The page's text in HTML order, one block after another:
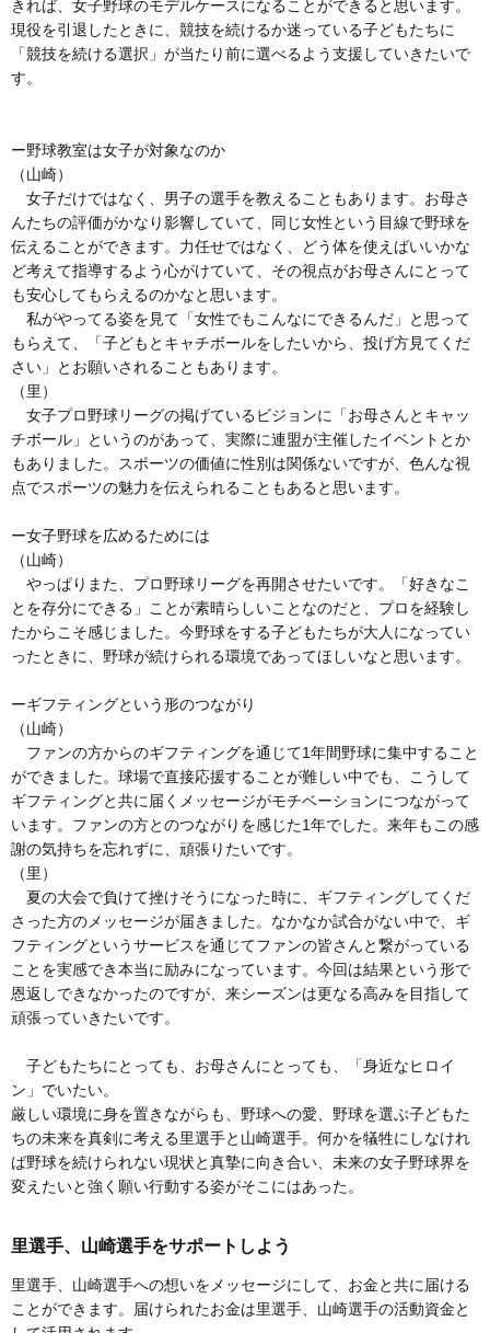
きれば、女子野球のモデルケースになることができると思います。
現役を引退したときに、競技を続けるか迷っている子どもたちに
「競技を続ける選択」が当たり前に選べるよう支援していきたいで
す。
ー野球教室は女子が対象なのか
（山崎）
女子だけではなく、男子の選手を教えることもあります。お母さ
んたちの評価がかなり影響していて、同じ女性という目線で野球を
伝えることができます。力任せではなく、どう体を使えばいいかな
ど考えて指導するよう心がけていて、その視点がお母さんにとって
も安心してもらえるのかなと思います。
私がやってる姿を見て「女性でもこんなにできるんだ」と思って
もらえて、「子どもとキャチボールをしたいから、投げ方見てくだ
さい」とお願いされることもあります。
（里）
女子プロ野球リーグの掲げているビジョンに「お母さんとキャッ
チボール」というのがあって、実際に連盟が主催したイベントとか
もありました。スポーツの価値に性別は関係ないですが、色んな視
点でスポーツの魅力を伝えられることもあると思います。
ー女子野球を広めるためには
（山崎）
やっぱりまた、プロ野球リーグを再開させたいです。「好きなこ
とを存分にできる」ことが素晴らしいことなのだと、プロを経験し
たからこそ感じました。今野球をする子どもたちが大人になってい
ったときに、野球が続けられる環境であってほしいなと思います。
ーギフティングという形のつながり
（山崎）
ファンの方からのギフティングを通じて1年間野球に集中すること
ができました。球場で直接応援することが難しい中でも、こうして
ギフティングと共に届くメッセージがモチベーションにつながって
います。ファンの方とのつながりを感じた1年でした。来年もこの感
謝の気持ちを忘れずに、頑張りたいです。
（里）
夏の大会で負けて挫けそうになった時に、ギフティングしてくだ
さった方のメッセージが届きました。なかなか試合がない中で、ギ
フティングというサービスを通じてファンの皆さんと繋がっている
ことを実感でき本当に励みになっています。今回は結果という形で
恩返しできなかったのですが、来シーズンは更なる高みを目指して
頑張っていきたいです。
子どもたちにとっても、お母さんにとっても、「身近なヒロイ
ン」でいたい。
厳しい環境に身を置きながらも、野球への愛、野球を選ぶ子どもた
ちの未来を真剣に考える里選手と山崎選手。何かを犠牲にしなけれ
ば野球を続けられない現状と真摯に向き合い、未来の女子野球界を
変えたいと強く願い行動する姿がそこにはあった。
里選手、山崎選手をサポートしよう
里選手、山崎選手への想いをメッセージにして、お金と共に届ける
ことができます。届けられたお金は里選手、山崎選手の活動資金と